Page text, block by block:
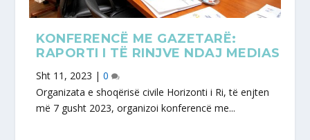
KONFERENCË ME GAZETARË:
RAPORTI I TË RINJVE NDAJ MEDIAS
Sht 11, 2023 |0
Organizata e shoqërisë civile Horizonti i Ri, të enjten
më 7 gusht 2023, organizoi konferencë me...